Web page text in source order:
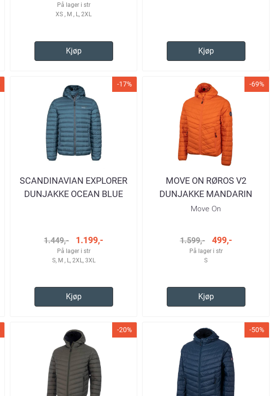
På lager i str
XS , M , L, 2XL
Kjøp Kjøp
-17%
SCANDINAVIAN EXPLORER
DUNJAKKE OCEAN BLUE
1.449,- 1.199,-
På lager i str
S, M , L, 2XL, 3XL
Kjøp
-69%
MOVE ON RØROS V2
DUNJAKKE MANDARIN
M/HETTE HERRE
Move On
1.599,- 499,-
På lager i str
S
Kjøp
-20% -50%